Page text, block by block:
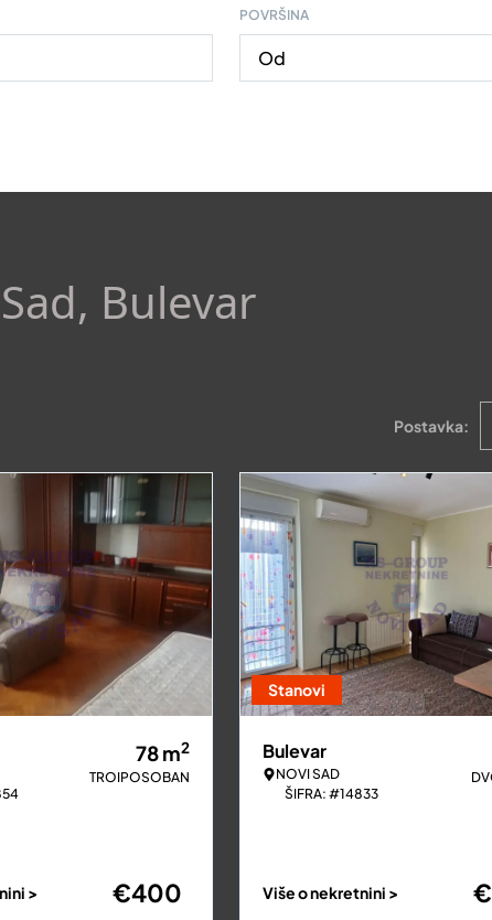
POVRŠINA
Bulevar
Postavka:
78m2
TROIPOSOBAN
> €400
Stanovi
Bulevar
NOVI SAD
ŠIFRA: #14833
Više o nekretnini > €